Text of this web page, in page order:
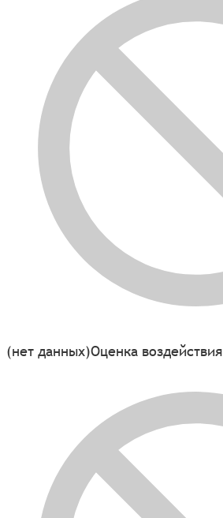
(нет данных)Оценка воздействия